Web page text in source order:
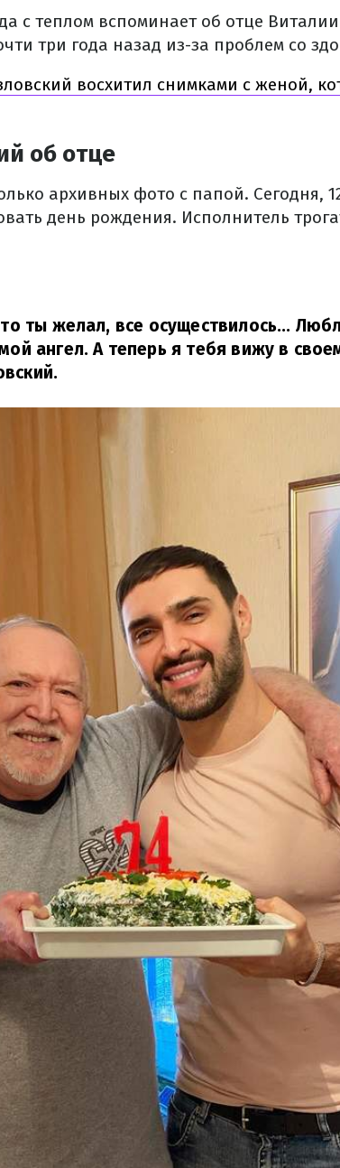
с теплом вспоминает об отце
три года назад из-за проблем со
восхитил снимками с женой,
об отце
архивных фото с папой. Сегодня,
день рождения. Исполнитель
ты желал, все осуществилось...
ангел. А теперь я тебя вижу в